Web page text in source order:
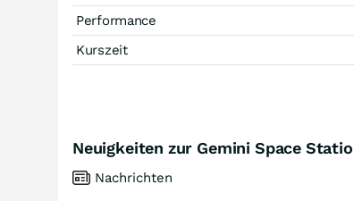
Performance
Kurszeit
Neuigkeiten zur Gemini Space
Nachrichten